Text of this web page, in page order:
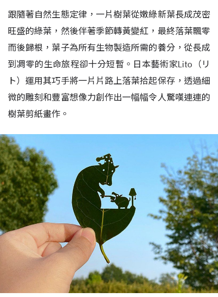
跟隨著自然生態定律，一片樹葉從嫩綠新葉長成茂密
旺盛的綠葉，然後伴著季節轉黃變紅，最終落葉飄零
而後歸根，葉子為所有生物製造所需的養分，從長成
到凋零的生命旅程卻十分短暫。日本藝術家Lito（リ
ト）運用其巧手將一片片路上落葉拾起保存，透過細
微的雕刻和豐富想像力創作出一幅幅令人驚嘆連連的
樹葉剪紙畫作。